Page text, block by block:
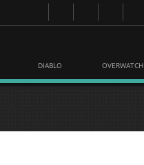
DIABLO OVERWATCH